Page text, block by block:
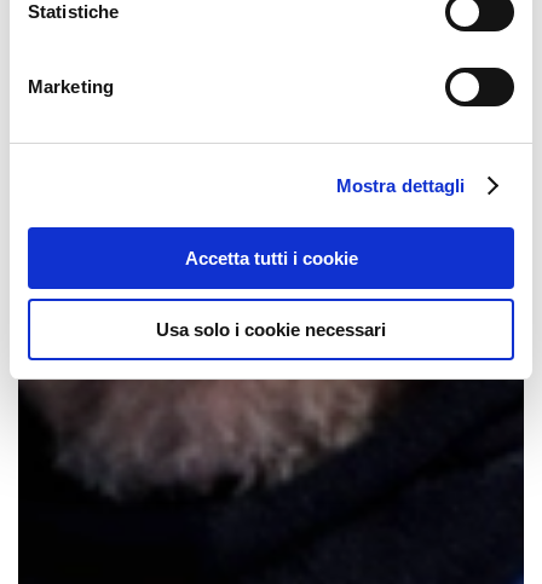
Statistiche
Marketing
Mostra dettagli
Accetta tutti i cookie
Usa solo i cookie necessari